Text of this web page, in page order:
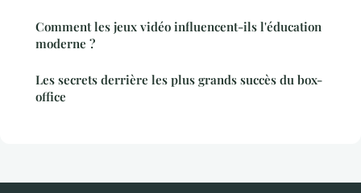
Comment les jeux vidéo influencent-ils l'éducation
moderne ?
Les secrets derrière les plus grands succès du box-
office